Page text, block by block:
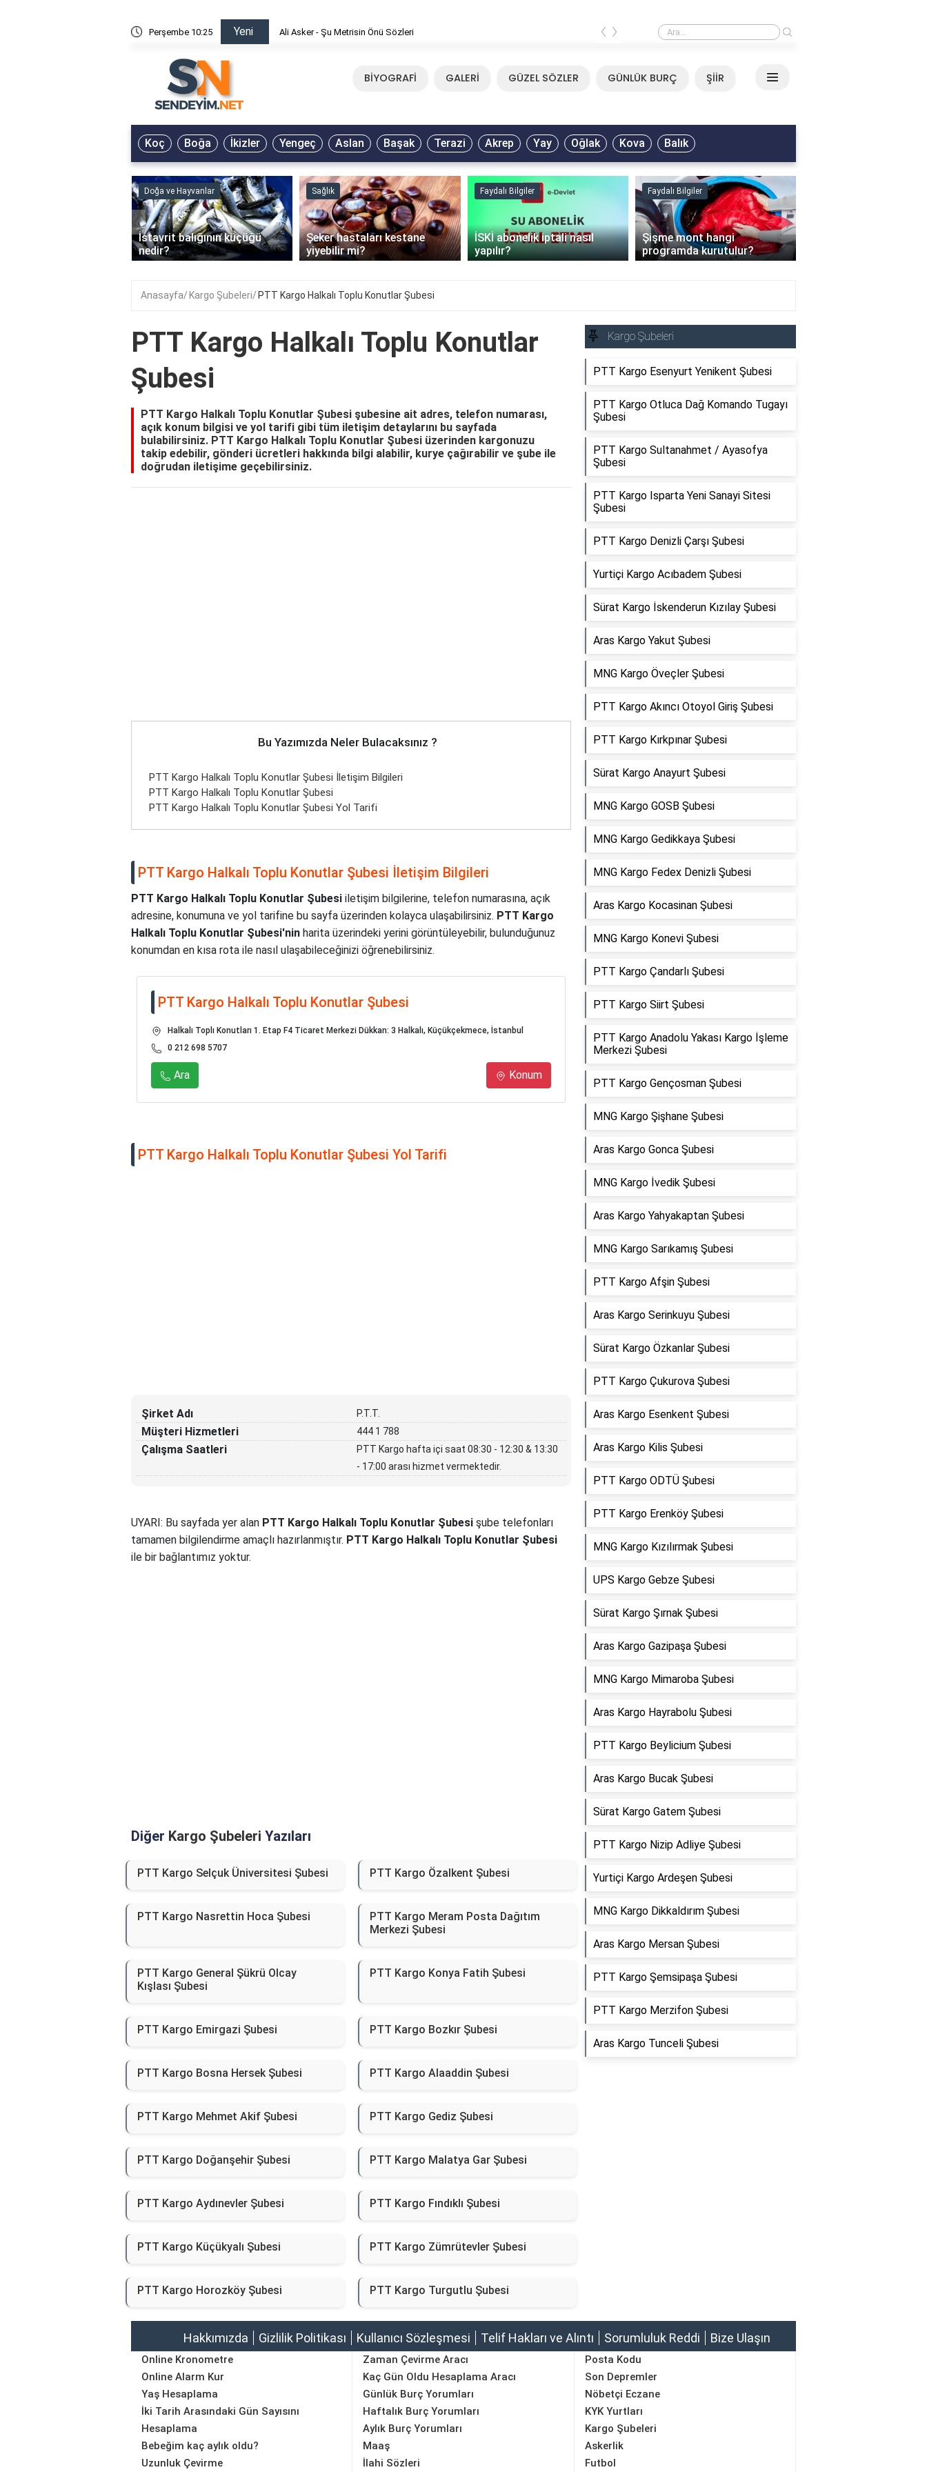
Perşembe 10:25 Yeni Ali Asker - Şu Metrisin Önü Sözleri Mirkelam - Tavla Sözleri
‹ ›
BİYOGRAFİ GALERİ GÜZEL SÖZLER GÜNLÜK BURÇ ŞİİR
Koç Boğa İkizler Yengeç Aslan Başak Terazi Akrep Yay Oğlak Kova Balık
Doğa ve Hayvanlar
İstavrit balığının küçüğü
nedir?
Sağlık
Şeker hastaları kestane
yiyebilir mi?
Faydalı Bilgiler
İSKİ abonelik iptali nasıl
yapılır?
Faydalı Bilgiler
Şişme mont hangi
programda kurutulur?
‹ ›
Anasayfa Kargo Şubeleri PTT Kargo Halkalı Toplu Konutlar Şubesi
PTT Kargo Halkalı Toplu Konutlar
Şubesi
PTT Kargo Halkalı Toplu Konutlar Şubesi şubesine ait adres, telefon numarası,
açık konum bilgisi ve yol tarifi gibi tüm iletişim detaylarını bu sayfada
bulabilirsiniz. PTT Kargo Halkalı Toplu Konutlar Şubesi üzerinden kargonuzu
takip edebilir, gönderi ücretleri hakkında bilgi alabilir, kurye çağırabilir ve şube ile
doğrudan iletişime geçebilirsiniz.
Bu Yazımızda Neler Bulacaksınız ?
PTT Kargo Halkalı Toplu Konutlar Şubesi İletişim Bilgileri
PTT Kargo Halkalı Toplu Konutlar Şubesi
PTT Kargo Halkalı Toplu Konutlar Şubesi Yol Tarifi
PTT Kargo Halkalı Toplu Konutlar Şubesi İletişim Bilgileri
PTT Kargo Halkalı Toplu Konutlar Şubesi iletişim bilgilerine, telefon numarasına, açık
adresine, konumuna ve yol tarifine bu sayfa üzerinden kolayca ulaşabilirsiniz. PTT Kargo
Halkalı Toplu Konutlar Şubesi'nin harita üzerindeki yerini görüntüleyebilir, bulunduğunuz
konumdan en kısa rota ile nasıl ulaşabileceğinizi öğrenebilirsiniz.
PTT Kargo Halkalı Toplu Konutlar Şubesi
Halkalı Toplı Konutları 1. Etap F4 Ticaret Merkezi Dükkan: 3 Halkalı, Küçükçekmece, İstanbul
0 212 698 5707
Ara Konum
PTT Kargo Halkalı Toplu Konutlar Şubesi Yol Tarifi
Şirket Adı P.T.T.
Müşteri Hizmetleri 444 1 788
Çalışma Saatleri
PTT Kargo hafta içi saat 08:30 - 12:30 & 13:30
- 17:00 arası hizmet vermektedir.
UYARI: Bu sayfada yer alan PTT Kargo Halkalı Toplu Konutlar Şubesi şube telefonları
tamamen bilgilendirme amaçlı hazırlanmıştır. PTT Kargo Halkalı Toplu Konutlar Şubesi
ile bir bağlantımız yoktur.
Diğer Kargo Şubeleri Yazıları
PTT Kargo Selçuk Üniversitesi Şubesi PTT Kargo Özalkent Şubesi
PTT Kargo Nasrettin Hoca Şubesi
PTT Kargo Meram Posta Dağıtım
Merkezi Şubesi
PTT Kargo General Şükrü Olcay
Kışlası Şubesi
PTT Kargo Konya Fatih Şubesi
PTT Kargo Emirgazi Şubesi PTT Kargo Bozkır Şubesi
PTT Kargo Bosna Hersek Şubesi PTT Kargo Alaaddin Şubesi
PTT Kargo Mehmet Akif Şubesi PTT Kargo Gediz Şubesi
PTT Kargo Doğanşehir Şubesi PTT Kargo Malatya Gar Şubesi
PTT Kargo Aydınevler Şubesi PTT Kargo Fındıklı Şubesi
PTT Kargo Küçükyalı Şubesi PTT Kargo Zümrütevler Şubesi
PTT Kargo Horozköy Şubesi PTT Kargo Turgutlu Şubesi
Kargo Şubeleri
PTT Kargo Esenyurt Yenikent Şubesi
PTT Kargo Otluca Dağ Komando Tugayı
Şubesi
PTT Kargo Sultanahmet / Ayasofya
Şubesi
PTT Kargo Isparta Yeni Sanayi Sitesi
Şubesi
PTT Kargo Denizli Çarşı Şubesi
Yurtiçi Kargo Acıbadem Şubesi
Sürat Kargo İskenderun Kızılay Şubesi
Aras Kargo Yakut Şubesi
MNG Kargo Öveçler Şubesi
PTT Kargo Akıncı Otoyol Giriş Şubesi
PTT Kargo Kırkpınar Şubesi
Sürat Kargo Anayurt Şubesi
MNG Kargo GOSB Şubesi
MNG Kargo Gedikkaya Şubesi
MNG Kargo Fedex Denizli Şubesi
Aras Kargo Kocasinan Şubesi
MNG Kargo Konevi Şubesi
PTT Kargo Çandarlı Şubesi
PTT Kargo Siirt Şubesi
PTT Kargo Anadolu Yakası Kargo İşleme
Merkezi Şubesi
PTT Kargo Gençosman Şubesi
MNG Kargo Şişhane Şubesi
Aras Kargo Gonca Şubesi
MNG Kargo İvedik Şubesi
Aras Kargo Yahyakaptan Şubesi
MNG Kargo Sarıkamış Şubesi
PTT Kargo Afşin Şubesi
Aras Kargo Serinkuyu Şubesi
Sürat Kargo Özkanlar Şubesi
PTT Kargo Çukurova Şubesi
Aras Kargo Esenkent Şubesi
Aras Kargo Kilis Şubesi
PTT Kargo ODTÜ Şubesi
PTT Kargo Erenköy Şubesi
MNG Kargo Kızılırmak Şubesi
UPS Kargo Gebze Şubesi
Sürat Kargo Şırnak Şubesi
Aras Kargo Gazipaşa Şubesi
MNG Kargo Mimaroba Şubesi
Aras Kargo Hayrabolu Şubesi
PTT Kargo Beylicium Şubesi
Aras Kargo Bucak Şubesi
Sürat Kargo Gatem Şubesi
PTT Kargo Nizip Adliye Şubesi
Yurtiçi Kargo Ardeşen Şubesi
MNG Kargo Dikkaldırım Şubesi
Aras Kargo Mersan Şubesi
PTT Kargo Şemsipaşa Şubesi
PTT Kargo Merzifon Şubesi
Aras Kargo Tunceli Şubesi
Hakkımızda Gizlilik Politikası Kullanıcı Sözleşmesi Telif Hakları ve Alıntı Sorumluluk Reddi Bize Ulaşın
Online Kronometre
Online Alarm Kur
Yaş Hesaplama
İki Tarih Arasındaki Gün Sayısını
Hesaplama
Bebeğim kaç aylık oldu?
Uzunluk Çevirme
Zaman Çevirme Aracı
Kaç Gün Oldu Hesaplama Aracı
Günlük Burç Yorumları
Haftalık Burç Yorumları
Aylık Burç Yorumları
Maaş
Posta Kodu
Son Depremler
Nöbetçi Eczane
KYK Yurtları
Kargo Şubeleri
Askerlik
İlahi Sözleri
Futbol